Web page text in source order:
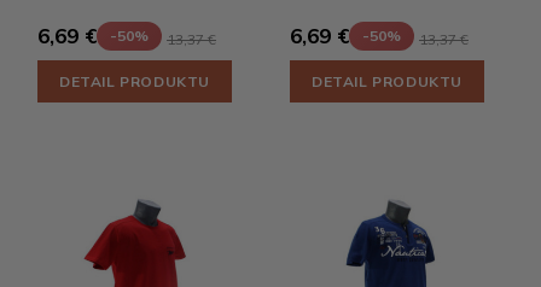
6,69 € -50% 13,37 €
DETAIL PRODUKTU
6,69 € -50% 13,37 €
DETAIL PRODUKTU